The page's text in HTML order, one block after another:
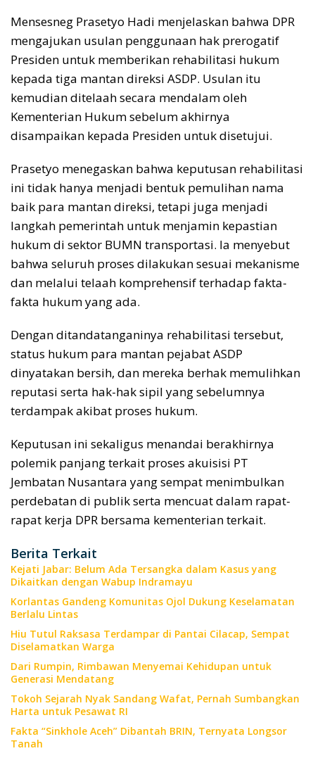
Mensesneg Prasetyo Hadi menjelaskan bahwa DPR
mengajukan usulan penggunaan hak prerogatif
Presiden untuk memberikan rehabilitasi hukum
kepada tiga mantan direksi ASDP. Usulan itu
kemudian ditelaah secara mendalam oleh
Kementerian Hukum sebelum akhirnya
disampaikan kepada Presiden untuk disetujui.
Prasetyo menegaskan bahwa keputusan rehabilitasi
ini tidak hanya menjadi bentuk pemulihan nama
baik para mantan direksi, tetapi juga menjadi
langkah pemerintah untuk menjamin kepastian
hukum di sektor BUMN transportasi. Ia menyebut
bahwa seluruh proses dilakukan sesuai mekanisme
dan melalui telaah komprehensif terhadap fakta-
fakta hukum yang ada.
Dengan ditandatanganinya rehabilitasi tersebut,
status hukum para mantan pejabat ASDP
dinyatakan bersih, dan mereka berhak memulihkan
reputasi serta hak-hak sipil yang sebelumnya
terdampak akibat proses hukum.
Keputusan ini sekaligus menandai berakhirnya
polemik panjang terkait proses akuisisi PT
Jembatan Nusantara yang sempat menimbulkan
perdebatan di publik serta mencuat dalam rapat-
rapat kerja DPR bersama kementerian terkait.
Berita Terkait
Kejati Jabar: Belum Ada Tersangka dalam Kasus yang
Dikaitkan dengan Wabup Indramayu
Korlantas Gandeng Komunitas Ojol Dukung Keselamatan
Berlalu Lintas
Hiu Tutul Raksasa Terdampar di Pantai Cilacap, Sempat
Diselamatkan Warga
Dari Rumpin, Rimbawan Menyemai Kehidupan untuk
Generasi Mendatang
Tokoh Sejarah Nyak Sandang Wafat, Pernah Sumbangkan
Harta untuk Pesawat RI
Fakta “Sinkhole Aceh” Dibantah BRIN, Ternyata Longsor
Tanah